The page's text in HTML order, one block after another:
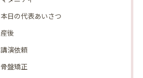
本日の代表あいさつ
産後
講演依頼
骨盤矯正